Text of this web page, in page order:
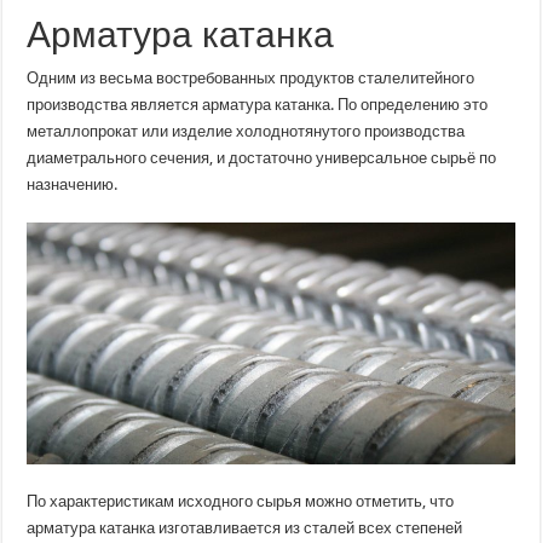
Арматура катанка
Одним из весьма востребованных продуктов сталелитейного
производства является арматура катанка. По определению это
металлопрокат или изделие холоднотянутого производства
диаметрального сечения, и достаточно универсальное сырьё по
назначению.
По характеристикам исходного сырья можно отметить, что
арматура катанка изготавливается из сталей всех степеней